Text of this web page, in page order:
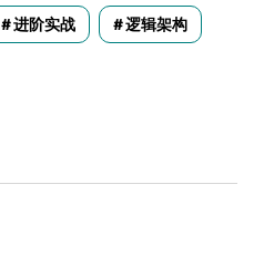
进阶实战 逻辑架构